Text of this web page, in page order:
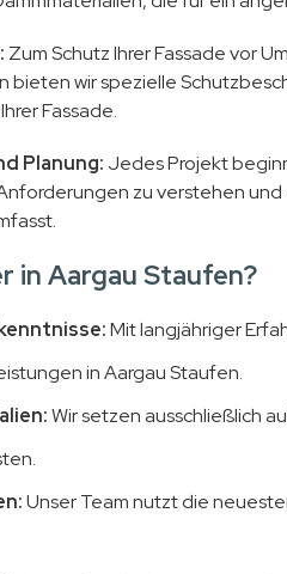
Zum Schutz Ihrer Fassade vor
bieten wir spezielle
Fassade.
Planung: Jedes Projekt
zu verstehen
in Aargau Staufen?
Mit langjähriger
in Aargau Staufen.
Wir setzen ausschließlich
Unser Team nutzt die